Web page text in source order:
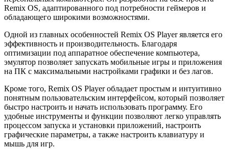
Remix OS, адаптированного под потребности геймеров и
обладающего широкими возможностями.
Одной из главных особенностей Remix OS Player является его
эффективность и производительность. Благодаря
оптимизации под аппаратное обеспечение компьютера,
эмулятор позволяет запускать мобильные игры и приложения
на ПК с максимальными настройками графики и без лагов.
Кроме того, Remix OS Player обладает простым и интуитивно
понятным пользовательским интерфейсом, который позволяет
быстро настроить и начать использовать программу. Его
удобные инструменты и функции позволяют легко управлять
процессом запуска и установки приложений, настроить
графические параметры, а также настроить клавиатуру и
мышь для игр.